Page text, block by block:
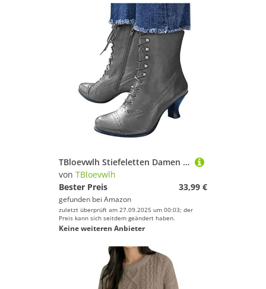
TBloevwlh Stiefeletten Damen Wasserdicht Halbhohe Atmungsaktiv Boots Flache Winter Cowboystiefel Für Elastischer Ferse Mit rutschfest Herbst Und Wildleder Stiefel Freizeitschuhe Kurzschaft
von TBloevwlh
Bester Preis
33,99 €
gefunden bei Amazon
zuletzt überprüft am 27.09.2025 um 00:03; der
Preis kann sich seitdem geändert haben.
Keine weiteren Anbieter